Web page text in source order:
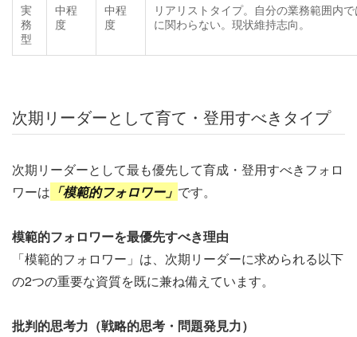
実
務
型
中程
度
中程
度
リアリストタイプ。自分の業務範囲内
に関わらない。現状維持志向。
次期リーダーとして育て・登用すべきタイプ
次期リーダーとして最も優先して育成・登用すべきフォロ
ワーは 「模範的フォロワー」 です。
模範的フォロワーを最優先すべき理由
「模範的フォロワー」は、次期リーダーに求められる以下
の2つの重要な資質を既に兼ね備えています。
批判的思考力（戦略的思考・問題発見力）